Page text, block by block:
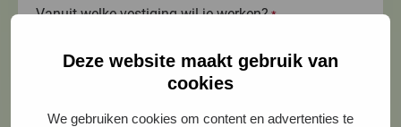
Deze website maakt gebruik van
cookies
We gebruiken cookies om content en advertenties te
Vanuit welke vestiging wil je werken? *